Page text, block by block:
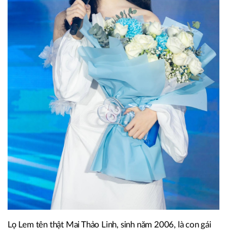
Lọ Lem tên thật Mai Thảo Linh, sinh năm 2006, là con gái